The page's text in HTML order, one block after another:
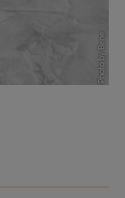
Photo by Bene